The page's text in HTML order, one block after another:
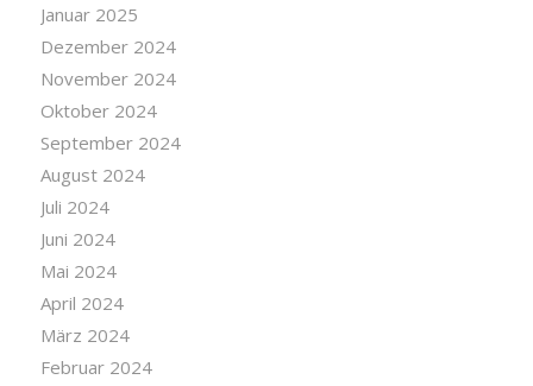
Januar 2025
Dezember 2024
November 2024
Oktober 2024
September 2024
August 2024
Juli 2024
Juni 2024
Mai 2024
April 2024
März 2024
Februar 2024